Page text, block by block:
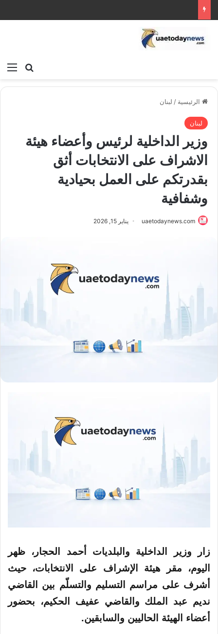
بحث
الرئيسية / لبنان
لبنان
وزير الداخلية لرئيس وأعضاء هيئة
الاشراف على الانتخابات أثق
بقدرتكم على العمل بحيادية
وشفافية
uaetodaynews.com يناير 15, 2026
زار وزير الداخلية والبلديات أحمد الحجار، ظهر
اليوم، مقر هيئة الإشراف على الانتخابات، حيث
أشرف على مراسم التسليم والتسلّم بين القاضي
نديم عبد الملك والقاضي عفيف الحكيم، بحضور
أعضاء الهيئة الحاليين والسابقين.